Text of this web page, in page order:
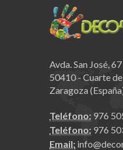
Avda. San José, 67
50410 - Cuarte
Zaragoza
Teléfono: 976
Teléfono: 976
Email: